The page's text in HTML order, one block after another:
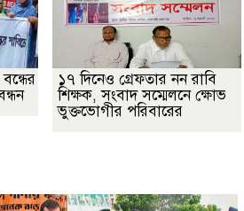
১৭ দিনেও গ্রেফতার নন রাবি
শিক্ষক, সংবাদ সম্মেলনে ক্ষোভ
ভুক্তভোগীর পরিবারের